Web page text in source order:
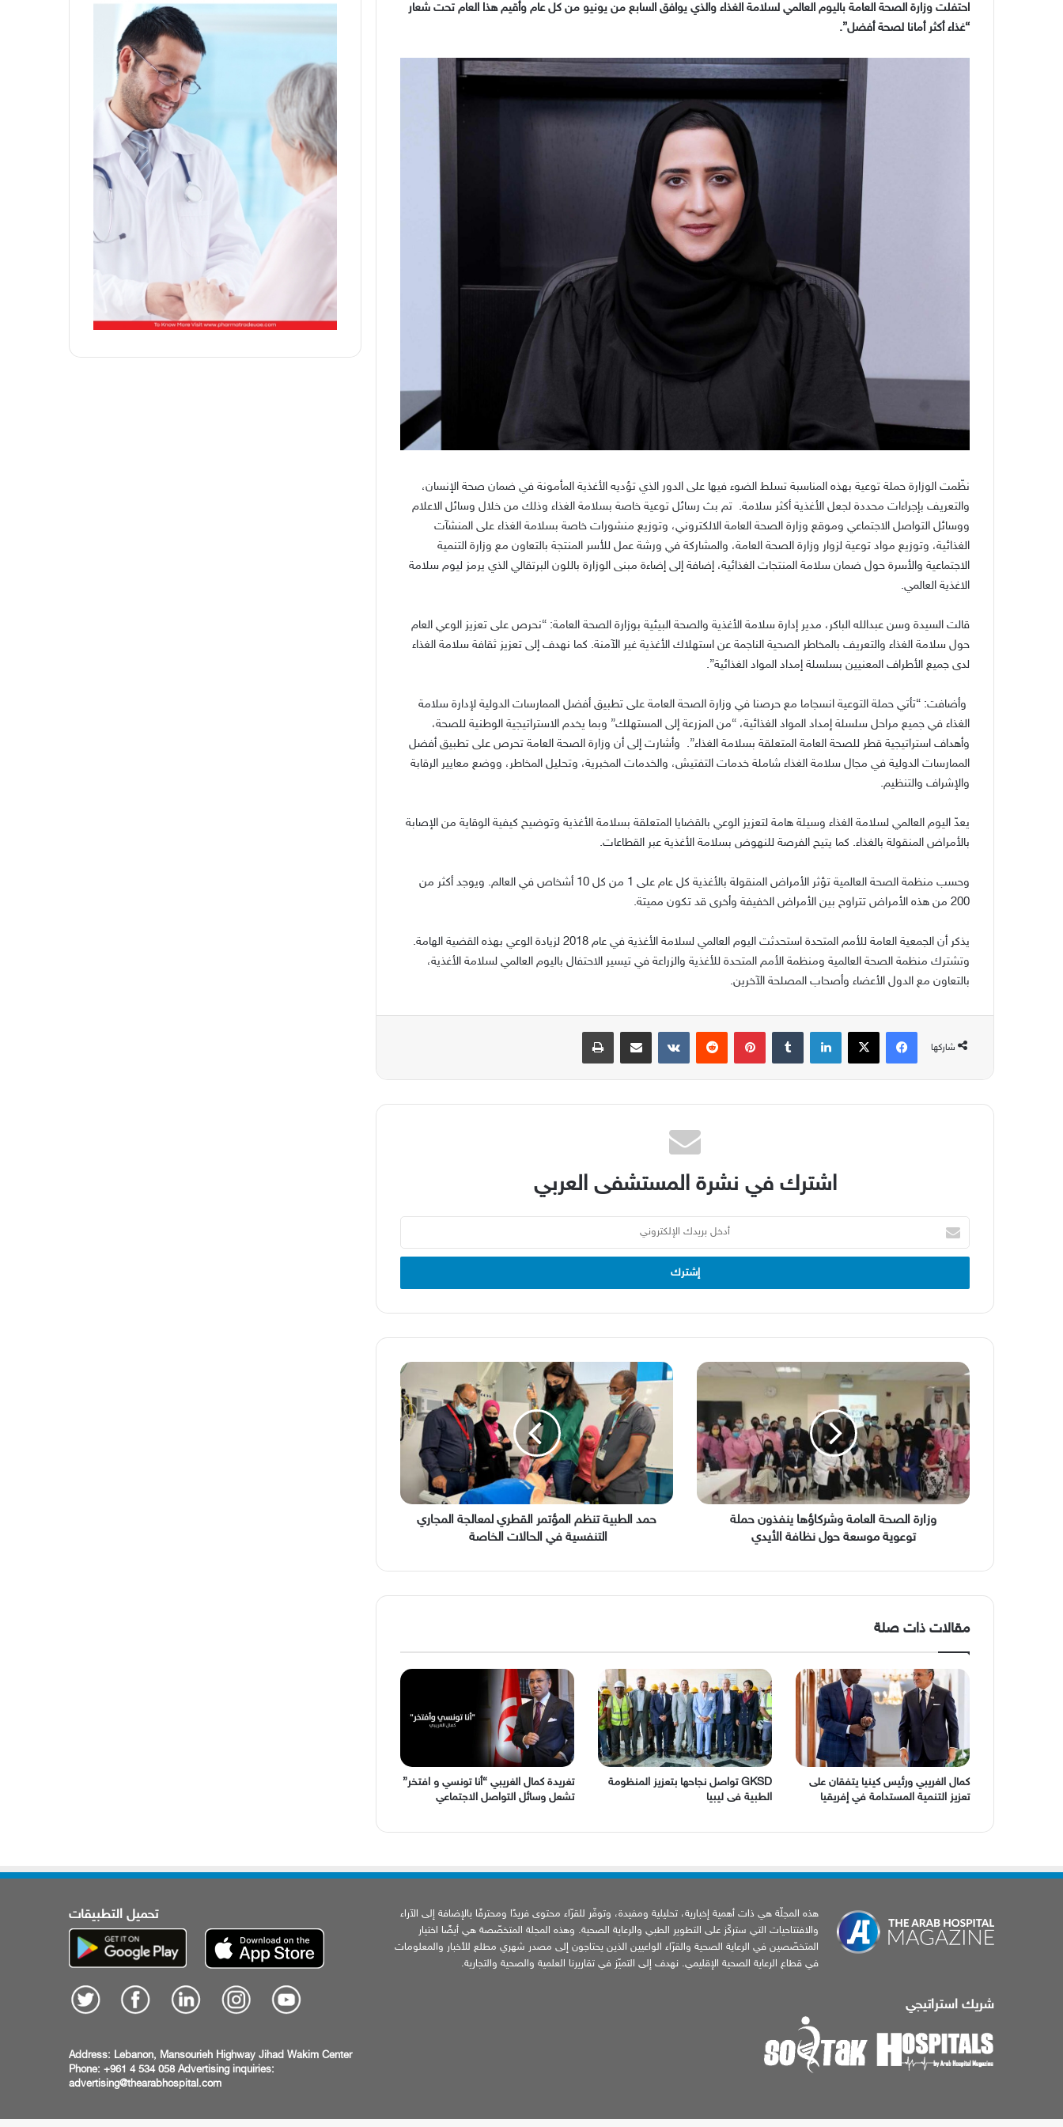
احتفلت وزارة الصحة العامة باليوم العالمي لسلامة الغذاء والذي يوافق السابع من يونيو من كل عام وأقيم هذا العام تحت شعار
“غذاء أكثر أمانا لصحة أفضل”.
نظّمت الوزارة حملة توعية بهذه المناسبة تسلط الضوء فيها على الدور الذي تؤديه الأغذية المأمونة في ضمان صحة الإنسان،
والتعريف بإجراءات محددة لجعل الأغذية أكثر سلامة. تم بث رسائل توعية خاصة بسلامة الغذاء وذلك من خلال وسائل الاعلام
ووسائل التواصل الاجتماعي وموقع وزارة الصحة العامة الالكتروني، وتوزيع منشورات خاصة بسلامة الغذاء على المنشآت
الغذائية، وتوزيع مواد توعية لزوار وزارة الصحة العامة، والمشاركة في ورشة عمل للأسر المنتجة بالتعاون مع وزارة التنمية
الاجتماعية والأسرة حول ضمان سلامة المنتجات الغذائية، إضافة إلى إضاءة مبنى الوزارة باللون البرتقالي الذي يرمز ليوم سلامة
الاغذية العالمي.
قالت السيدة وسن عبدالله الباكر، مدير إدارة سلامة الأغذية والصحة البيئية بوزارة الصحة العامة: “نحرص على تعزيز الوعي العام
حول سلامة الغذاء والتعريف بالمخاطر الصحية الناجمة عن استهلاك الأغذية غير الآمنة. كما نهدف إلى تعزيز ثقافة سلامة الغذاء
لدى جميع الأطراف المعنيين بسلسلة إمداد المواد الغذائية”.
وأضافت: “تأتي حملة التوعية انسجاما مع حرصنا في وزارة الصحة العامة على تطبيق أفضل الممارسات الدولية لإدارة سلامة
الغذاء في جميع مراحل سلسلة إمداد المواد الغذائية، “من المزرعة إلى المستهلك” وبما يخدم الاستراتيجية الوطنية للصحة،
وأهداف استراتيجية قطر للصحة العامة المتعلقة بسلامة الغذاء”. وأشارت إلى أن وزارة الصحة العامة تحرص على تطبيق أفضل
الممارسات الدولية في مجال سلامة الغذاء شاملة خدمات التفتيش، والخدمات المخبرية، وتحليل المخاطر، ووضع معايير الرقابة
والإشراف والتنظيم.
يعدّ اليوم العالمي لسلامة الغذاء وسيلة هامة لتعزيز الوعي بالقضايا المتعلقة بسلامة الأغذية وتوضيح كيفية الوقاية من الإصابة
بالأمراض المنقولة بالغذاء. كما يتيح الفرصة للنهوض بسلامة الأغذية عبر القطاعات.
وحسب منظمة الصحة العالمية تؤثر الأمراض المنقولة بالأغذية كل عام على من كل أشخاص في العالم. ويوجد أكثر من
200 من هذه الأمراض تتراوح بين الأمراض الخفيفة وأخرى قد تكون مميتة.
يذكر أن الجمعية العامة للأمم المتحدة استحدثت اليوم العالمي لسلامة الأغذية في عام لزيادة الوعي بهذه القضية الهامة.
وتشترك منظمة الصحة العالمية ومنظمة الأمم المتحدة للأغذية والزراعة في تيسير الاحتفال باليوم العالمي لسلامة الأغذية،
بالتعاون مع الدول الأعضاء وأصحاب المصلحة الآخرين.
شاركها
فيسبوك‫X لينكدإن بينتيريست مشاركة عبر البريد طباعة
اشترك في نشرة المستشفى العربي
بريدك
الإلكتروني
وزارة
الصحة
العامة
وشركاؤها
ينفذون
حملة
توعوية
موسعة
حول
وزارة الصحة العامة وشركاؤها ينفذون حملة
توعوية موسعة حول نظافة الأيدي
حمد
الطبية
تنظم
المؤتمر
القطري
لمعالجة
المجاري
التنفسية
في
الحالاتحمد الطبية تنظم المؤتمر القطري لمعالجة المجاري
التنفسية في الحالات الخاصة
مقالات ذات صلة
كمال الغريبي ورئيس كينيا يتفقان على
تعزيز التنمية المستدامة في إفريقيا
GKSD تواصل نجاحها بتعزيز المنظومة
الطبية فى ليبيا
‬تشعل‭ ‬وسائل‭ ‬التواصل‭ ‬الاجتماعي
هذه المجلّة هي ذات أهمية إخبارية، تحليلية ومفيدة، وتوفّر للقرّاء محتوى فريدًا ومحترفًا بالإضافة إلى الآراء
والافتتاحيات التي ستركّز على التطوير الطبي والرعاية الصحية. وهذه المجلة المتخصّصة هي أيضًا اختيار
المتخصّصين في الرعاية الصحية والقرّاء الواعيين الذين يحتاجون إلى مصدر شهري مطلع للأخبار والمعلومات
في قطاع الرعاية الصحية الإقليمي. نهدف إلى التميّز في تقاريرنا العلمية والصحية والتجارية.
شريك استراتيجي
تحميل التطبيقات
Address: Lebanon, Mansourieh Highway Jihad Wakim Center
Phone: +961 4 534 058 Advertising inquiries:
advertising@thearabhospital.com